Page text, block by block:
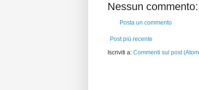
Nessun commento:
Posta un commento
Post più recente
Iscriviti a: Commenti sul post